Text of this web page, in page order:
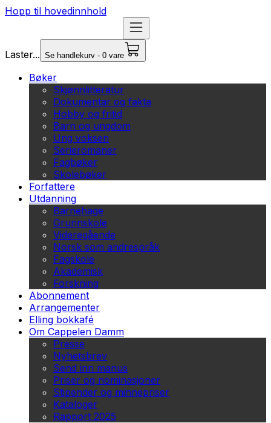
Hopp til hovedinnhold
Laster... Se handlekurv - 0 vare
Bøker
Skjønnlitteratur
Dokumentar og fakta
Hobby og fritid
Barn og ungdom
Ung voksen
Serieromaner
Fagbøker
Skolebøker
Forfattere
Utdanning
Barnehage
Grunnskole
Videregående
Norsk som andrespråk
Fagskole
Akademisk
Forskning
Abonnement
Arrangementer
Elling bokkafé
Om Cappelen Damm
Presse
Nyhetsbrev
Send inn manus
Priser og nominasjoner
Stipender og minnepriser
Kataloger
Rapport 2025